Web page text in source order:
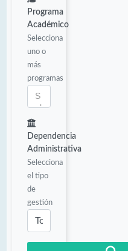
Programa
Académico
Selecciona
uno o
más
programas
Dependencia
Administrativa
Selecciona
el tipo
de
gestión